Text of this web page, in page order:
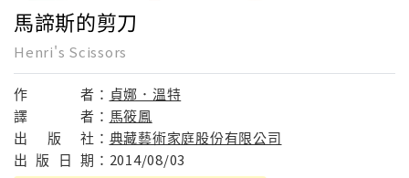
馬諦斯的剪刀
Henri's Scissors
作 者： 貞娜．溫特
譯
者： 馬筱鳳
出
版 社： 典藏藝術家庭股份有限公司
出 版 日 期： 2014/08/03